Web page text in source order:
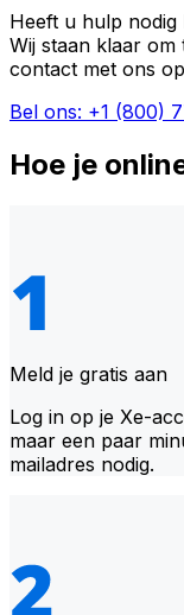
Heeft u hulp nodig
Wij staan klaar
contact met ons
Bel ons: +1 (800)
Hoe je
Meld je gratis aan
Log in op je Xe-
maar een paar
mailadres nodig.